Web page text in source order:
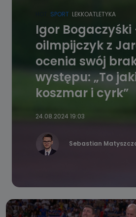
SPORT LEKKOATLETYKA
Igor Bogaczyśki
oilmpijczyk z
ocenia swój
występu: „To
koszmar i cyrk”
24.08.2024 19:03
Sebastian